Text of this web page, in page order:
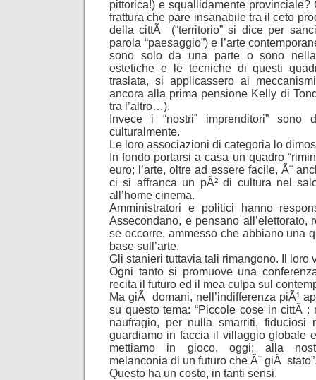
pittorica!) e squallidamente provinciale?
frattura che pare insanabile tra il ceto
della cittÃ (“territorio” si dice per
parola “paesaggio”) e l’arte
sono solo da una parte o sono
estetiche e le tecniche di questi
traslata, si applicassero ai
ancora alla prima pensione Kelly di
tra l’altro…).
Invece i “nostri” imprenditori” sono
culturalmente.
Le loro associazioni di categoria lo
In fondo portarsi a casa un quadro
euro; l’arte, oltre ad essere facile, Ã¨
ci si affranca un pÃ² di cultura nel
all’home cinema.
Amministratori e politici hanno
Assecondano, e pensano all’elettorato,
se occorre, ammesso che abbiano una
base sull’arte.
Gli stanieri tuttavia tali rimangono. Il loro
Ogni tanto si promuove una
recita il futuro ed il mea culpa sul
Ma giÃ domani, nell’indifferenza piÃ¹
su questo tema: “Piccole cose in cittÃ :
naufragio, per nulla smarriti, fiduciosi
guardiamo in faccia il villaggio globale
mettiamo in gioco, oggi; alla
melanconia di un futuro che Ã¨ giÃ
Questo ha un costo, in tanti sensi.